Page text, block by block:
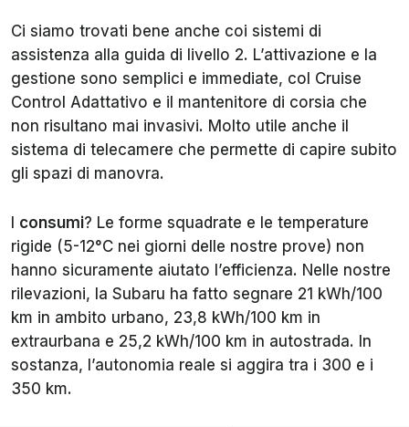
Ci siamo trovati bene anche coi sistemi di
assistenza alla guida di livello 2. L’attivazione e la
gestione sono semplici e immediate, col Cruise
Control Adattativo e il mantenitore di corsia che
non risultano mai invasivi. Molto utile anche il
sistema di telecamere che permette di capire subito
gli spazi di manovra.
consumi? Le forme squadrate e le temperature
rigide (5-12°C nei giorni delle nostre prove) non
hanno sicuramente aiutato l’efficienza. Nelle nostre
rilevazioni, la Subaru ha fatto segnare 21 kWh/100
km in ambito urbano, 23,8 kWh/100 km in
extraurbana e 25,2 kWh/100 km in autostrada. In
sostanza, l’autonomia reale si aggira tra i 300 e i
350 km.